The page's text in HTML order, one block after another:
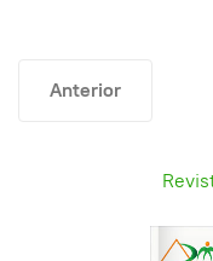
Artículo anterior:
Anterior